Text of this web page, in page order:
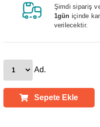
Şimdi sipariş
1gün içinde
verilecektir.
Ad.
Sepete Ekle